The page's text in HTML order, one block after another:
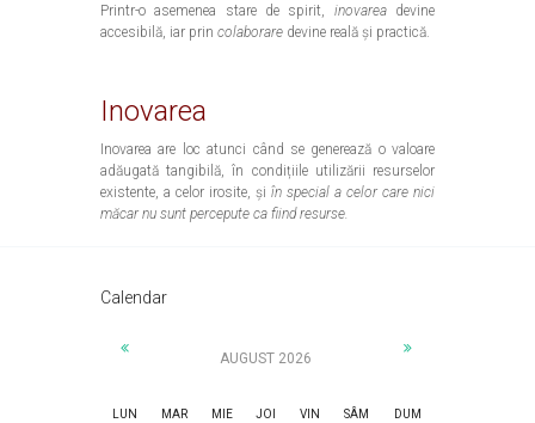
Printr-o asemenea stare de spirit, inovarea devine
accesibilă, iar prin colaborare devine reală și practică.
Inovarea
Inovarea are loc atunci când se generează o valoare
adăugată tangibilă, în condițiile utilizării resurselor
existente, a celor irosite, și în special a celor care nici
măcar nu sunt percepute ca fiind resurse.
Calendar
AUGUST 2026
LUN MAR MIE JOI VIN SÂM DUM